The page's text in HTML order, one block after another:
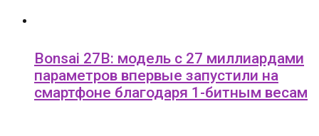
Bonsai 27B: модель с 27 миллиардами
параметров впервые запустили на
смартфоне благодаря 1-битным весам